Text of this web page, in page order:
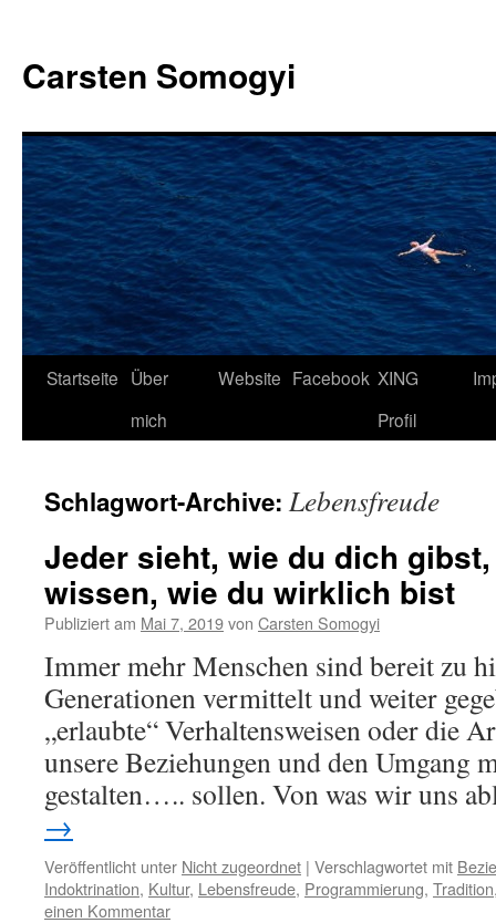
Carsten Somogyi
Zum
Startseite Über
mich
Website Facebook XING
Profil
Schlagwort-Archive: Lebensfreude
Jeder sieht, wie du dich
wissen, wie du wirklich bist
Publiziert am Mai 7, 2019von Carsten Somogyi
Immer mehr Menschen sind bereit zu
Generationen vermittelt und weiter
„erlaubte“ Verhaltensweisen oder die
unsere Beziehungen und den Umgang
gestalten….. sollen. Von was wir uns
→
Veröffentlicht unter Nicht zugeordnet | Verschlagwortet mit
Indoktrination, Kultur, Lebensfreude, Programmierung, Tradition
einen Kommentar